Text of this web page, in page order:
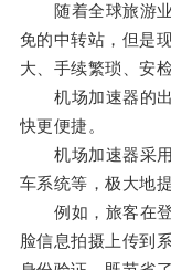
随着全球旅游业
免的中转站，但是
大、手续繁琐、安
机场加速器的出
快更便捷。
机场加速器采用
车系统等，极大地
例如，旅客在登
脸信息拍摄上传到